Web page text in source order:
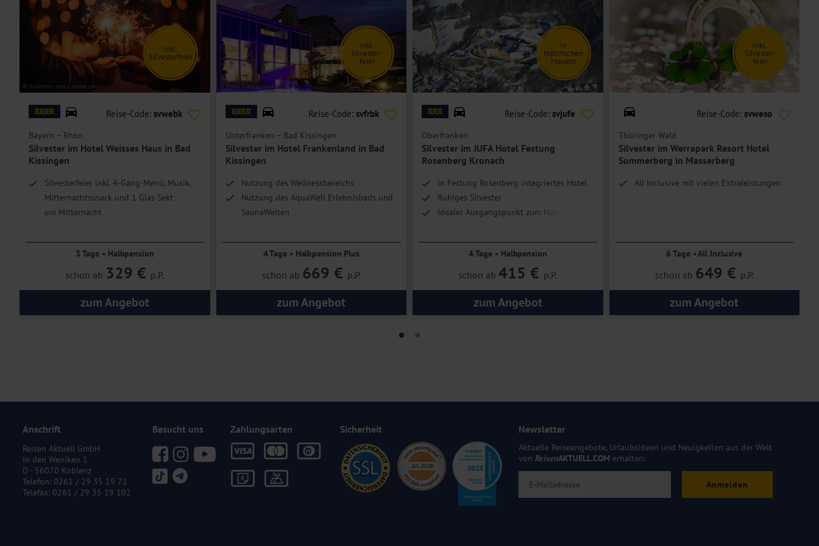
Betten: Doppelbett (ca. 180 × 200 cm)
Zimmergröße: ca. 25 m²
Einzelzimmer
Betten: Einzelbett (ca. 90 × 200 cm)
Zimmergröße: ca. 25 m²
Studio
Betten: Doppelbett, getrennte Betten (ca. 180 × 200 cm)
Zimmergröße: ca. 25 m²
Hoteleinrichtungen und Zimmerausstattung teilweise gegen Gebühr.
© AnaWein - stock.adobe.com
Inkl.
Silvesterfeier
RRRR Reise-Code: svwebk
Bayern – Rhön
Silvester im Hotel Weisses Haus in Bad
Kissingen
Silvesterfeier inkl. 4-Gang-Menü, Musik,
Mitternachtssnack und 1 Glas Sekt
um Mitternacht
3 Tage • Halbpension
schon ab 329 € p.P.
zum Angebot
© Hotel Frankenland
Inkl.
Silvester-
feier
RRRR Reise-Code: svfrbk
Unterfranken – Bad Kissingen
Silvester im Hotel Frankenland in Bad
Kissingen
Nutzung des Wellnessbereichs
Nutzung des AquaWell Erlebnisbads und
SaunaWelten
4 Tage • Halbpension Plus
schon ab 669 € p.P.
zum Angebot
© Johann - stock.adobe.com
In
historischen
Mauern
RRR Reise-Code: svjufe
Oberfranken
Silvester im JUFA Hotel Festung
Rosenberg Kronach
In Festung Rosenberg integriertes Hotel
Ruhiges Silvester
Idealer Ausgangspunkt zum Naturpark
4 Tage • Halbpension
schon ab 415 € p.P.
zum Angebot
© drubig-photo - stock.adobe.com
Inkl.
Silvester-
feier
Reise-Code: svweso
Thüringer Wald
Silvester im Werrapark Resort Hotel
Sommerberg in Masserberg
All Inclusive mit vielen Extraleistungen
6 Tage • All Inclusive
schon ab 649 € p.P.
zum Angebot
Anschrift
Reisen Aktuell GmbH
In den Weniken 1
D - 56070 Koblenz
Telefon: 0261 / 29 35 19 71
Telefax: 0261 / 29 35 19 102
Besucht uns Zahlungsarten Sicherheit Newsletter
Aktuelle Reiseangebote, Urlaubsideen und Neuigkeiten aus der Welt
von ReisenAKTUELL.COM erhalten:
Anmelden